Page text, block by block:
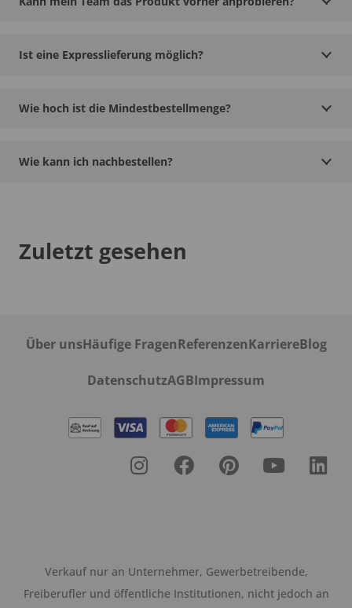
Ist eine Expresslieferung möglich?
Wie hoch ist die Mindestbestellmenge?
Wie kann ich nachbestellen?
Zuletzt gesehen
Über unsHäufige FragenReferenzenKarriereBlog
DatenschutzAGBImpressum
Verkauf nur an Unternehmer, Gewerbetreibende,
Freiberufler und öffentliche Institutionen, nicht jedoch an